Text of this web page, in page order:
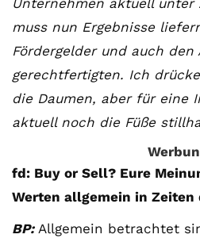
muss nun Ergebnisse
Fördergelder und auch den
gerechtfertigten. Ich
die Daumen, aber für eine
aktuell noch die Füße
fd: Buy or Sell? Eure
Werten allgemein in Zeiten
BP: Allgemein betrachtet